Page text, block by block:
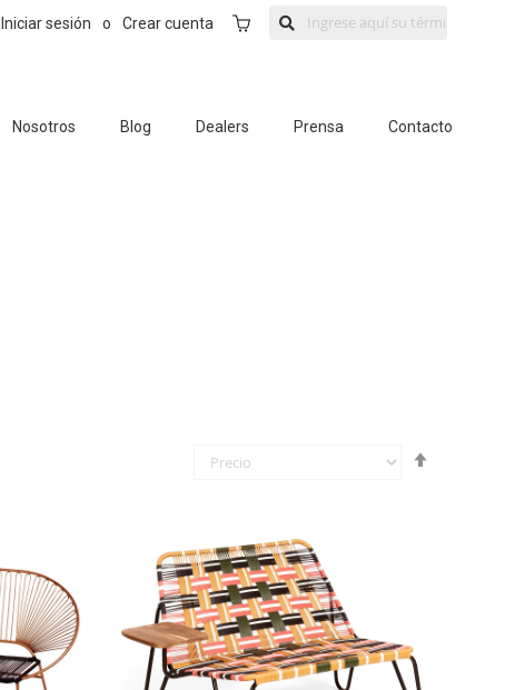
Iniciar sesión o Crear cuenta Mi Carrito
Nosotros Blog Dealers Prensa Contacto